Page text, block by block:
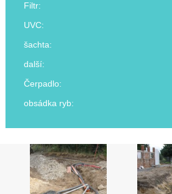
Filtr:
UVC:
šachta:
další:
Čerpadlo:
obsádka ryb: